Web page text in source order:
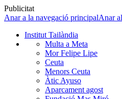
Publicitat
Anar a la navegació principalAnar
Institut Tailàndia
Multa a Meta
Mor Felipe Lipe
Ceuta
Menors Ceuta
Àtic Ayuso
Aparcament agost